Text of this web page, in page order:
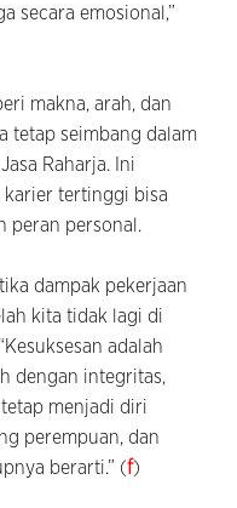
secara emosional,”
makna, arah, dan
tetap seimbang dalam
Raharja. Ini
karier tertinggi bisa
peran personal.
dampak pekerjaan
kita tidak lagi di
adalah
dengan integritas,
menjadi diri
perempuan, dan
berarti.” (f)